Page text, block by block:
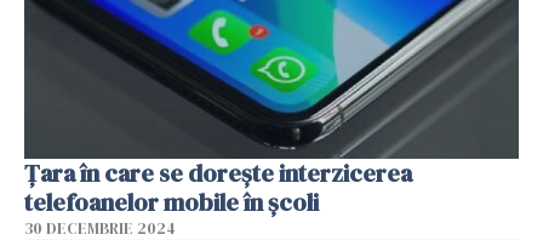
Țara în care se dorește interzicerea
telefoanelor mobile în școli
30 DECEMBRIE 2024